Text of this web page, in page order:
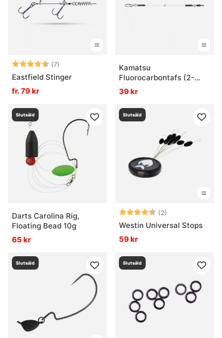
Betyg: (7)
4.6 utav 5 stjärnor
Eastfield Stinger
fr. 79 kr
Kamatsu
Fluorocarbontafs (2-
pack)
39 kr
Slutsåld
Darts Carolina Rig,
Floating Bead 10g
65 kr
Slutsåld
Betyg: (2)
Westin Universal Stops
59 kr
Slutsåld Slutsåld